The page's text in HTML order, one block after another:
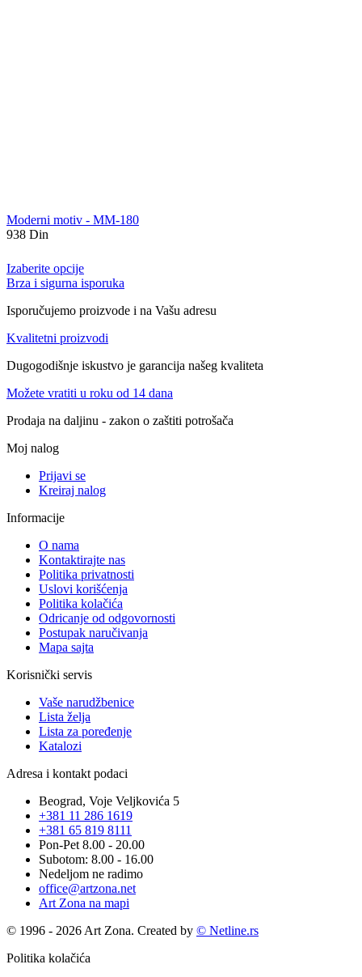
Moderni motiv - MM-180
938 Din
Izaberite opcije
Brza i sigurna isporuka
Isporučujemo proizvode i na Vašu adresu
Kvalitetni proizvodi
Dugogodišnje iskustvo je garancija našeg kvaliteta
Možete vratiti u roku od 14 dana
Prodaja na daljinu - zakon o zaštiti potrošača
Moj nalog
Prijavi se
Kreiraj nalog
Informacije
O nama
Kontaktirajte nas
Politika privatnosti
Uslovi korišćenja
Politika kolačića
Odricanje od odgovornosti
Postupak naručivanja
Mapa sajta
Korisnički servis
Vaše narudžbenice
Lista želja
Lista za poređenje
Katalozi
Adresa i kontakt podaci
Beograd, Voje Veljkovića 5
+381 11 286 1619
+381 65 819 8111
Pon-Pet 8.00 - 20.00
Subotom: 8.00 - 16.00
Nedeljom ne radimo
office@artzona.net
Art Zona na mapi
© 1996 - 2026 Art Zona. Created by © Netline.rs
Politika kolačića